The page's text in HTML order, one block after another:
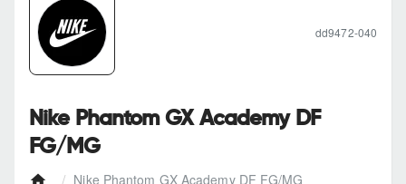
Nike Phantom GX Academy DF FG/MG
Nike Phantom GX Academy DF
FG/MG
dd9472-040